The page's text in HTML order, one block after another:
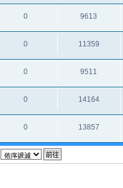
0 9613
0 11359
0 9511
0 14164
0 13857